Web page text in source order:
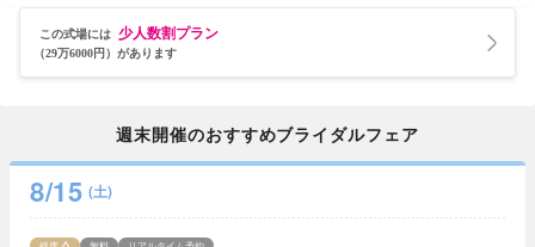
この式場には 少人数割プラン
（29万6000円）があります
週末開催のおすすめブライダルフェア
8/15 (土)